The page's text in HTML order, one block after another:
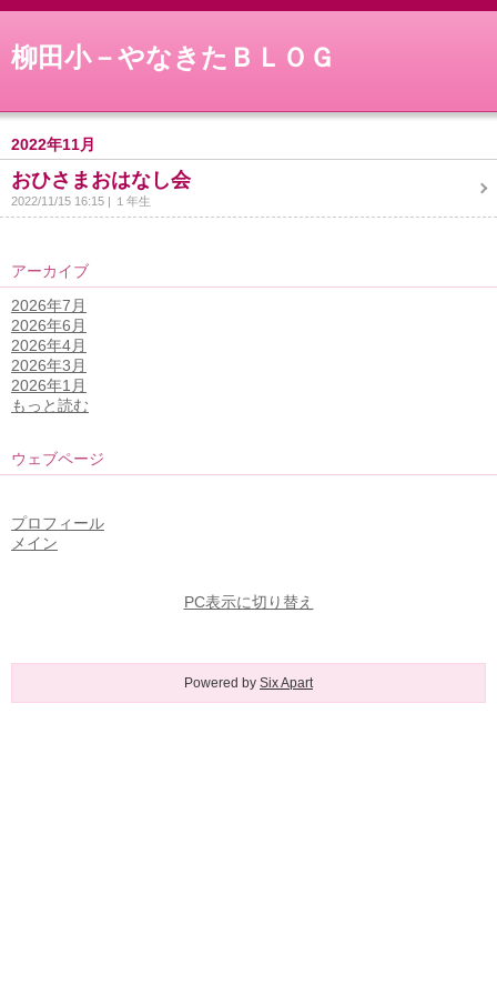
柳田小－やなきたＢＬＯＧ
2022年11月
おひさまおはなし会
2022/11/15 16:15 １年生
アーカイブ
2026年7月
2026年6月
2026年4月
2026年3月
2026年1月
もっと読む
ウェブページ
プロフィール
メイン
PC表示に切り替え
Powered by Six Apart